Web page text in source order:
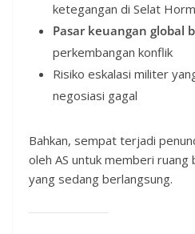
ketegangan di Selat
Pasar keuangan global
perkembangan konflik
Risiko eskalasi militer
negosiasi gagal
Bahkan, sempat terjadi
oleh AS untuk memberi
yang sedang berlangsung.